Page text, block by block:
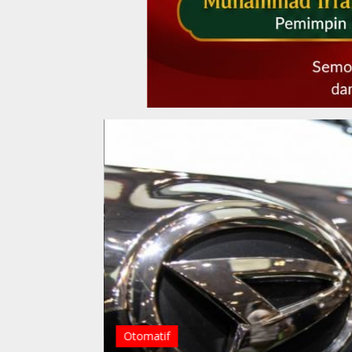
DKI JAKARTA Nasional ,Otomatif
Elektrifikasi